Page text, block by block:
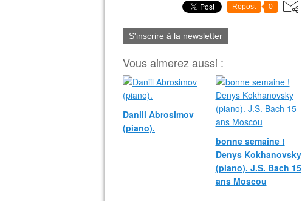
Repost 0
S'inscrire à la newsletter
Vous aimerez aussi :
Daniil Abrosimov
(piano).
bonne semaine !
Denys Kokhanovsky
(piano). J.S. Bach 15
ans Moscou